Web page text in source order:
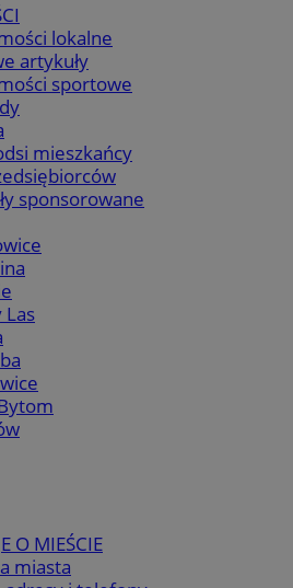
lokalne
artykuły
sportowe
mieszkańcy
sponsorowane
Las
O MIEŚCIE
miasta